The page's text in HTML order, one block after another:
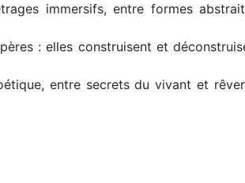
immersifs, entre formes
: elles construisent et
entre secrets du vivant et